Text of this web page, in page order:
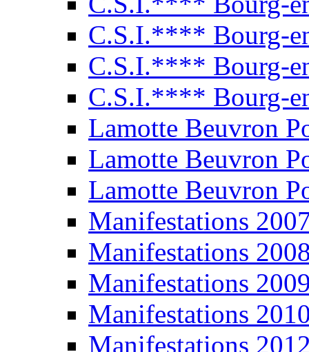
C.S.I.**** Bourg-
C.S.I.**** Bourg-
C.S.I.**** Bourg-
Lamotte Beuvron
Lamotte Beuvron
Lamotte Beuvron
Manifestations
Manifestations
Manifestations
Manifestations
Manifestations